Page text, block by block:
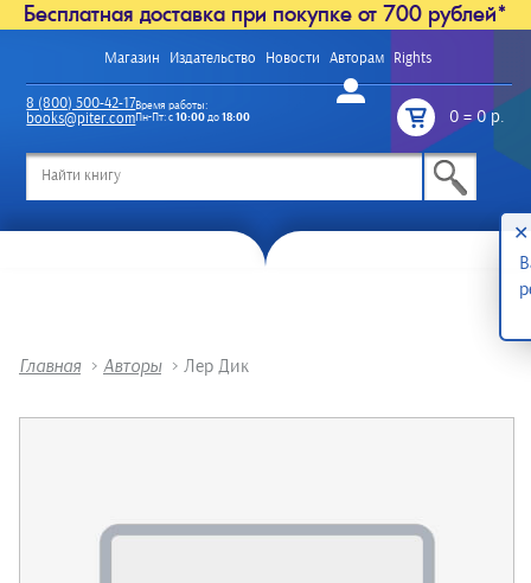
Бесплатная доставка при покупке от 700 рублей*
Магазин Издательство Новости Авторам Rights
Войти
0=0 р.
8 (800) 500-42-17
books@piter.com
Время работы:
Пн-Пт: с10:00до18:00
Главная > Авторы > Лер Дик
✕